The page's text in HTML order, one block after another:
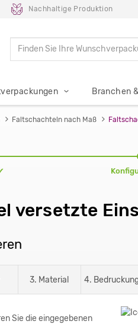
Nachhaltige Produktion
Branchen
Faltschachteln nach Maß
versetzte
3. Material 4.
Sie die eingegebenen